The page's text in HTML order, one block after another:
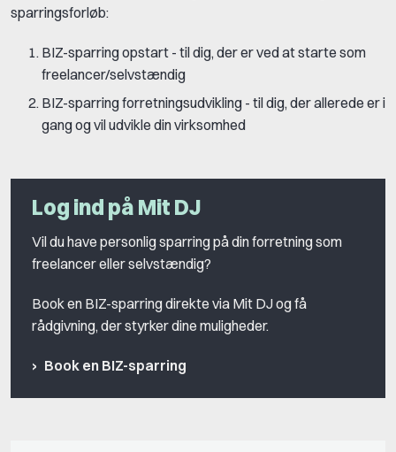
sparringsforløb:
BIZ-sparring opstart - til dig, der er ved at starte som
freelancer/selvstændig
BIZ-sparring forretningsudvikling - til dig, der allerede er i
gang og vil udvikle din virksomhed
Log ind på Mit DJ
Vil du have personlig sparring på din forretning som
freelancer eller selvstændig?
Book en BIZ-sparring direkte via Mit DJ og få
rådgivning, der styrker dine muligheder.
Book en BIZ-sparring